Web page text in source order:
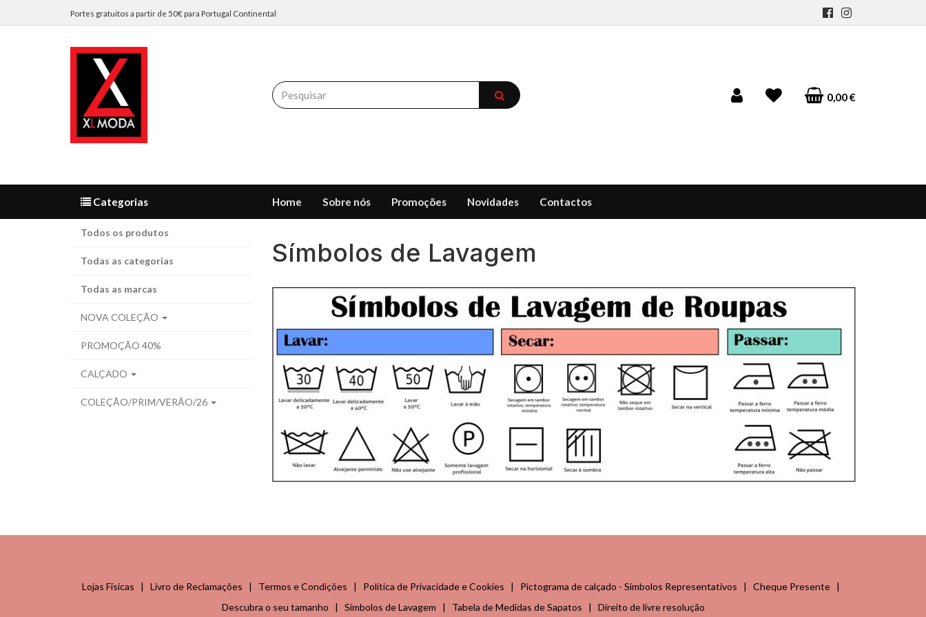
Portes gratuitos a partir de 50€ para Portugal Continental
0,00 €
Home Sobre nós Promoções Novidades Contactos
Categorias
Todos os produtos
Todas as categorias
Todas as marcas
NOVA COLEÇÃO
PROMOÇÃO 40%
CALÇADO
COLEÇÃO/PRIM/VERÃO/26
Símbolos de Lavagem
Lojas Físicas | Livro de Reclamações | Termos e Condições | Política de Privacidade e Cookies | Pictograma de calçado - Símbolos Representativos | Cheque Presente |
Descubra o seu tamanho | Símbolos de Lavagem | Tabela de Medidas de Sapatos | Direito de livre resolução